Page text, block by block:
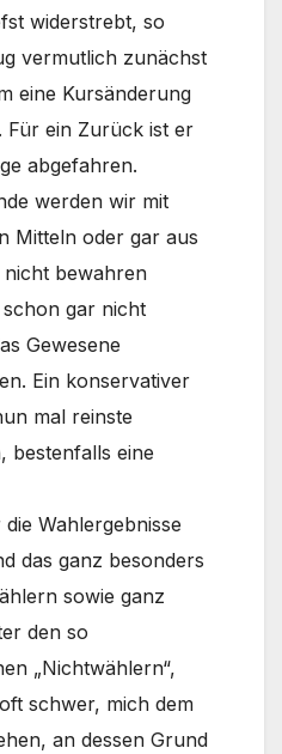
widerstrebt, so
vermutlich zunächst
eine Kursänderung
Für ein Zurück ist er
abgefahren.
werden wir mit
Mitteln oder gar aus
bewahren
gar nicht
Gewesene
Ein konservativer
mal reinste
bestenfalls eine
Wahlergebnisse
das ganz besonders
sowie ganz
den so
„Nichtwählern“,
schwer, mich dem
an dessen Grund